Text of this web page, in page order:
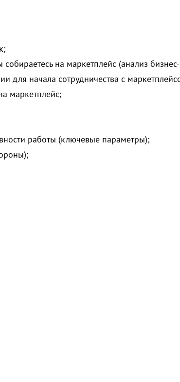
на маркетплейс (анализ
начала сотрудничества с
маркетплейс;
работы (ключевые параметры);